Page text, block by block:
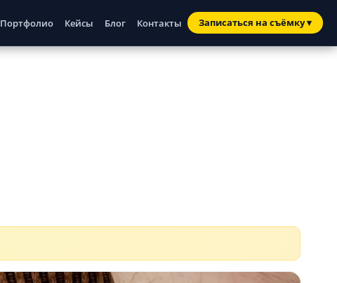
Портфолио Кейсы Блог Контакты Записаться на съёмку▾